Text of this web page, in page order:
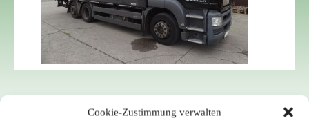
Cookie-Zustimmung verwalten
Lieferservice